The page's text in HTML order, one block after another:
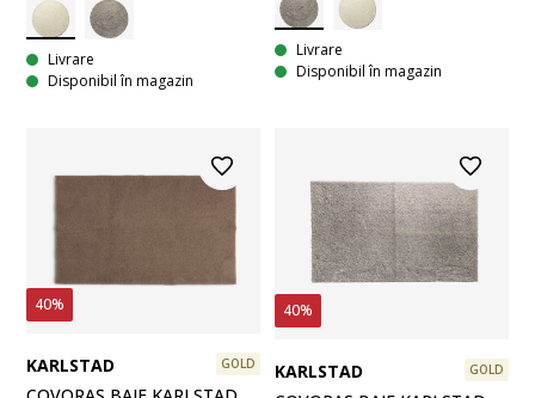
Livrare
Disponibil în magazin
Livrare
Disponibil în magazin
40%
KARLSTAD GOLD
40%
KARLSTAD GOLD